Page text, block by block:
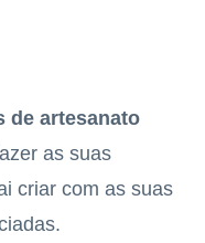
de artesanato
as suas
criar com as suas